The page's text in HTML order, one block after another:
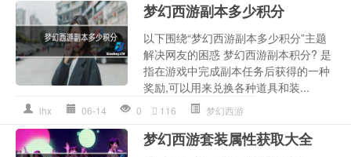
梦幻西游副本多少积分
以下围绕“梦幻西游副本多少积分”主题
解决网友的困惑 梦幻西游副本积分? 是
指在游戏中完成副本任务后获得的一种
奖励,可以用来兑换各种道具和装...
lhx 06-14 0 116 梦幻西游
梦幻西游套装属性获取大全